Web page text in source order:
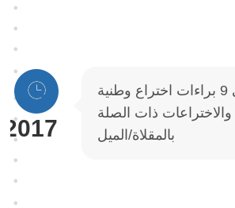
2017
الحصول على 9 براءات اختراع وطنية
والاختراعات ذات الصلة
بالمقلاة/الميل